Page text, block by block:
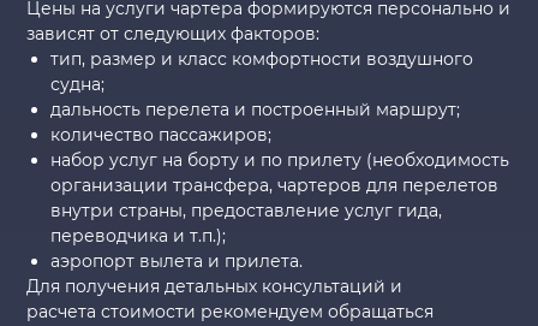
Цены на услуги чартера формируются персонально и
зависят от следующих факторов:
тип, размер и класс комфортности воздушного
судна;
дальность перелета и построенный маршрут;
количество пассажиров;
набор услуг на борту и по прилету (необходимость
организации трансфера, чартеров для перелетов
внутри страны, предоставление услуг гида,
переводчика и т.п.);
аэропорт вылета и прилета.
Для получения детальных консультаций и
расчета стоимости рекомендуем обращаться